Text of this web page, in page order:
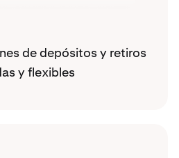
de depósitos y retiros
y flexibles